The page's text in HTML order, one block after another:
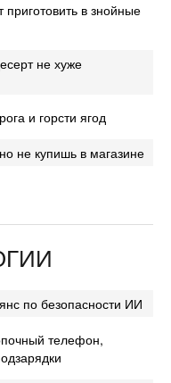
в знойные
не хуже
и горсти ягод
не купишь в магазине
по безопасности ИИ
телефон,